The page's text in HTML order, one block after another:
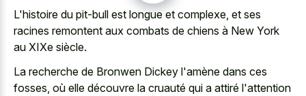
L'histoire du pit-bull est longue et complexe, et ses
racines remontent aux combats de chiens à New York
au XIXe siècle.
La recherche de Bronwen Dickey l'amène dans ces
fosses, où elle découvre la cruauté qui a attiré l'attention